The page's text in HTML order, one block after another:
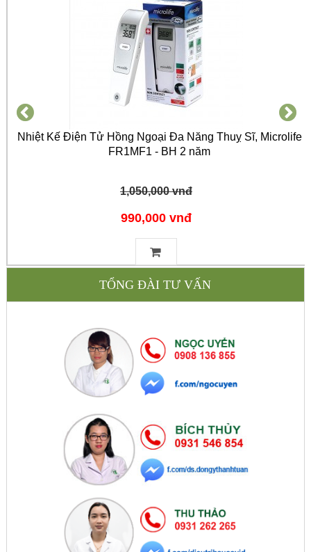
Nhiệt Kế Điện Tử Hồng Ngoại Đa Năng Thuỵ Sĩ, Microlife
FR1MF1 - BH 2 năm
1,050,000 vnđ
990,000 vnđ
TỔNG ĐÀI TƯ VẤN